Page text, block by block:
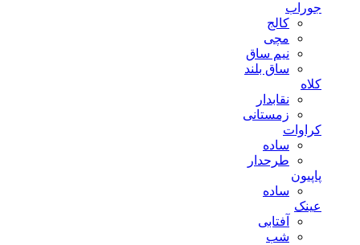
جوراب
کالج
مچی
نیم ساق
ساق بلند
کلاه
نقابدار
زمستانی
کراوات
ساده
طرحدار
پاپیون
ساده
عینک
آفتابی
شب